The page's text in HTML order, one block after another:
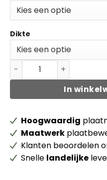
Dikte
Eiken massief paneel
In
Hoogwaardig
Maatwerk
Klanten beoordelen
Snelle landelijke